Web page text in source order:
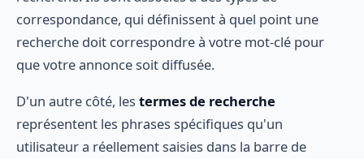
correspondance, qui définissent à quel point une
recherche doit correspondre à votre mot-clé pour
que votre annonce soit diffusée.
D'un autre côté, les termes de recherche
représentent les phrases spécifiques qu'un
utilisateur a réellement saisies dans la barre de